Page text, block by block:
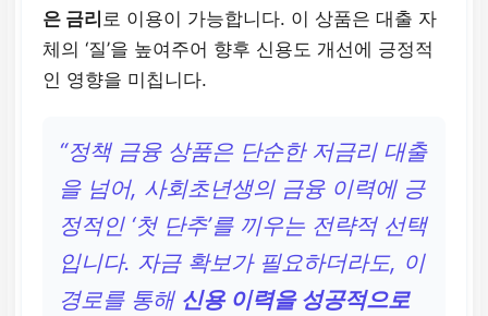
은 금리 로 이용이 가능합니다. 이 상품은 대출 자
체의 ‘질’을 높여주어 향후 신용도 개선에 긍정적
인 영향을 미칩니다.
“정책 금융 상품은 단순한 저금리 대출
을 넘어, 사회초년생의 금융 이력에 긍
정적인 ‘첫 단추’를 끼우는 전략적 선택
입니다. 자금 확보가 필요하더라도, 이
경로를 통해 신용 이력을 성공적으로